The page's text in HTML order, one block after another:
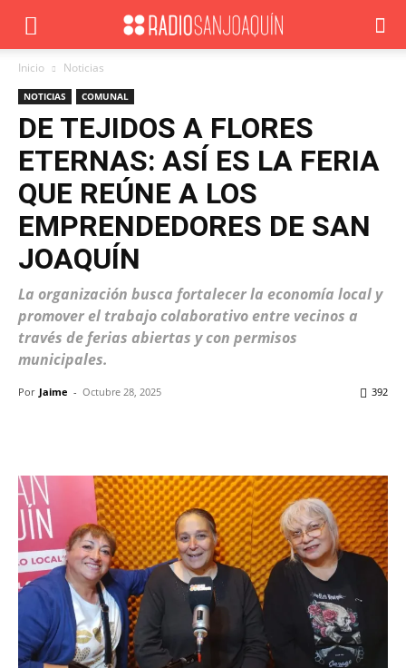
Inicio Noticias
NOTICIAS COMUNAL
DE TEJIDOS A FLORES
ETERNAS: ASÍ ES LA FERIA
QUE REÚNE A LOS
EMPRENDEDORES DE SAN
JOAQUÍN
La organización busca fortalecer la economía local y
promover el trabajo colaborativo entre vecinos a
través de ferias abiertas y con permisos
municipales.
Por Jaime - Octubre 28, 2025 392